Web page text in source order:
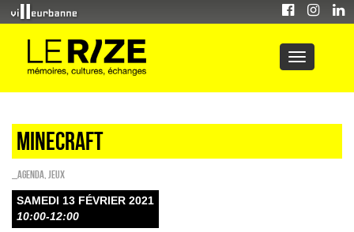
Minecraft
_Agenda Jeux
SAMEDI 13 FÉVRIER 2021
10:00-12:00